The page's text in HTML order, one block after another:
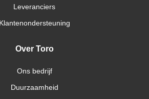
Leveranciers
Klantenondersteuning
Over Toro
Ons bedrijf
Duurzaamheid